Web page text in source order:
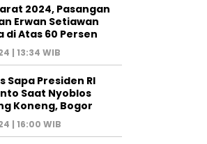
2024, Pasangan
Erwan Setiawan
di Atas 60 Persen
| 13:34 WIB
Sapa Presiden RI
Saat Nyoblos
Koneng, Bogor
| 16:00 WIB